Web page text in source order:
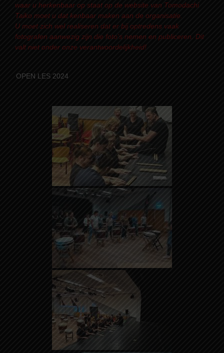
waar u herkenbaar op staat op de website van Tomodachi
Taiko moet u dat kenbaar maken aan de organisatie.
U moet zich wel realiseren dat er bij optredens vaak
fotografen aanwezig zijn die foto’s nemen en publiceren. Dit
valt niet onder onze verantwoordelijkheid!
OPEN LES 2024